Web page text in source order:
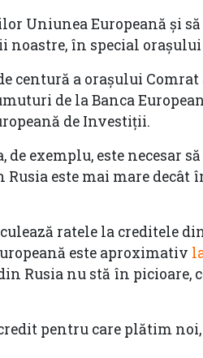
Uniunea Europeană și
în special orașului
centură a orașului
de la Banca
de Investiții.
exemplu, este necesar
este mai mare
ratele la creditele
este aproximativ
Rusia nu stă în picioare,
pentru care plătim